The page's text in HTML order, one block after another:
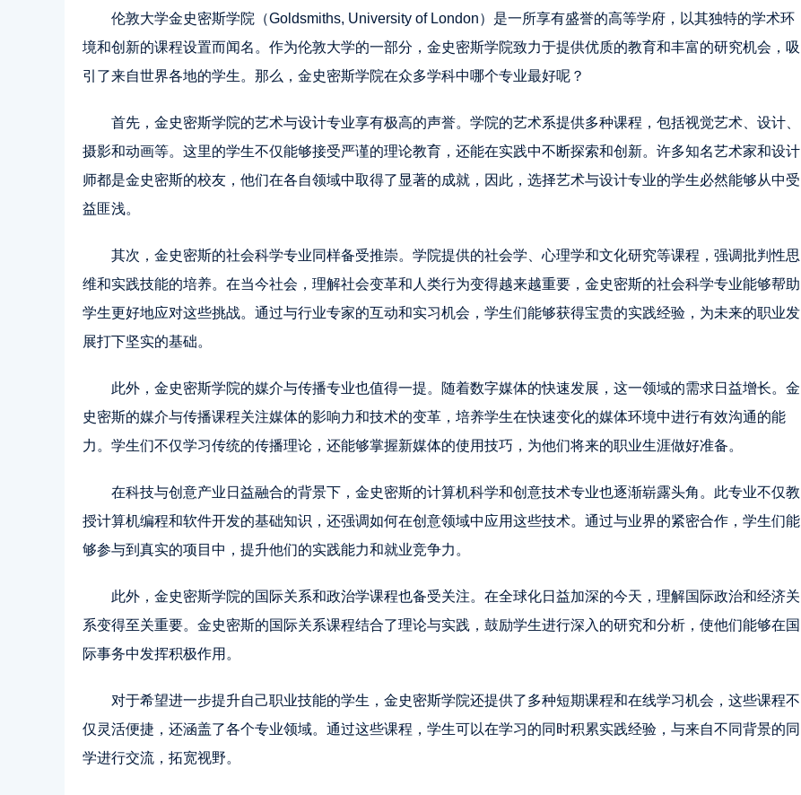
伦敦大学金史密斯学院（Goldsmiths, University of London）是一所享有盛誉的高等学府，以其独特的学术环
境和创新的课程设置而闻名。作为伦敦大学的一部分，金史密斯学院致力于提供优质的教育和丰富的研究机会，吸
引了来自世界各地的学生。那么，金史密斯学院在众多学科中哪个专业最好呢？
首先 ，金史密斯学院的艺术与设计专业享有极高的声誉。学院的艺术系提供多种课程，包括视觉艺术、设计、
摄影和动画等。这里的学生不仅能够接受严谨的理论教育，还能在实践中不断探索和创新。许多知名艺术家和设计
师都是金史密斯的校友，他们在各自领域中取得了显著的成就，因此，选择艺术与设计专业的学生必然能够从中受
益匪浅。
其次，金史密斯的社会科学专业同样备受推崇。学院提供的社会学、心理学和文化研究等课程，强调批判性思
维和实践技能的培养。在当今社会，理解社会变革和人类行为变得越来越重要，金史密斯的社会科学专业能够帮助
学生更好地应对这些挑战。通过与行业专家的互动和实习机会，学生们能够获得宝贵的实践经验，为未来的职业发
展打下坚实的基础。
此外，金史密斯学院的媒介与传播专业也值得一提。随着数字媒体的快速发展，这一领域的需求日益增长。金
史密斯的媒介与传播课程关注媒体的影响力和技术的变革，培养学生在快速变化的媒体环境中进行有效沟通的能
力。学生们不仅学习传统的传播理论，还能够掌握新媒体的使用技巧，为他们将来的职业生涯做好准备。
在科技与创意产业日益融合的背景下，金史密斯的计算机科学和创意技术专业也逐渐崭露头角。此专业不仅教
授计算机编程和软件开发的基础知识，还强调如何在创意领域中应用这些技术。通过与业界的紧密合作，学生们能
够参与到真实的项目中，提升他们的实践能力和就业竞争力。
此外，金史密斯学院的国际关系和政治学课程也备受关注。在全球化日益加深的今天，理解国际政治和经济关
系变得至关重要。金史密斯的国际关系课程结合了理论与实践，鼓励学生进行深入的研究和分析，使他们能够在国
际事务中发挥积极作用。
对于希望进一步提升自己职业技能的学生，金史密斯学院还提供了多种短期课程和在线学习机会，这些课程不
仅灵活便捷，还涵盖了各个专业领域。通过这些课程，学生可以在学习的同时积累实践经验，与来自不同背景的同
学进行交流，拓宽视野。